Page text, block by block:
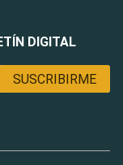
DIGITAL